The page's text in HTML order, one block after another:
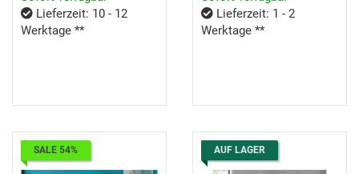
Lieferzeit: 10 - 12
Werktage **
Lieferzeit: 1 - 2
Werktage **
SALE 54% AUF LAGER